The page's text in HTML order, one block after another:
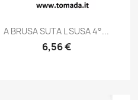
 Anteprima
A BRUSA SUTA L SUSA 4°...
6,56 €